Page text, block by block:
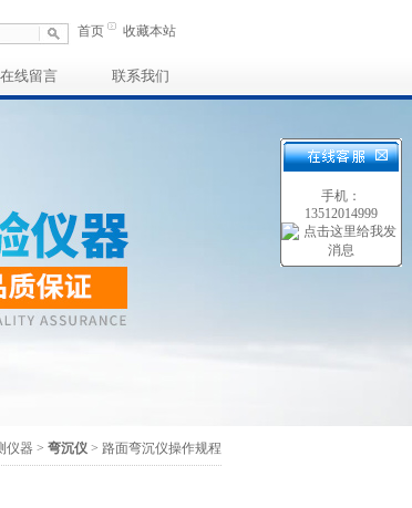
首页 收藏本站
在线留言 联系我们
仪器 > 弯沉仪 > 路面弯沉仪操作规程
手机：
13512014999